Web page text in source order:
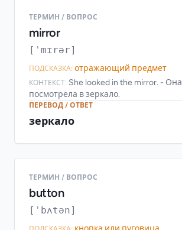
ТЕРМИН / ВОПРОС
mirror
[ˈmɪrər]
ПОДСКАЗКА: отражающий предмет
КОНТЕКСТ: She looked in the mirror. - Она
посмотрела в зеркало.
ПЕРЕВОД / ОТВЕТ
зеркало
ТЕРМИН / ВОПРОС
button
[ˈbʌtən]
кнопка или пуговица